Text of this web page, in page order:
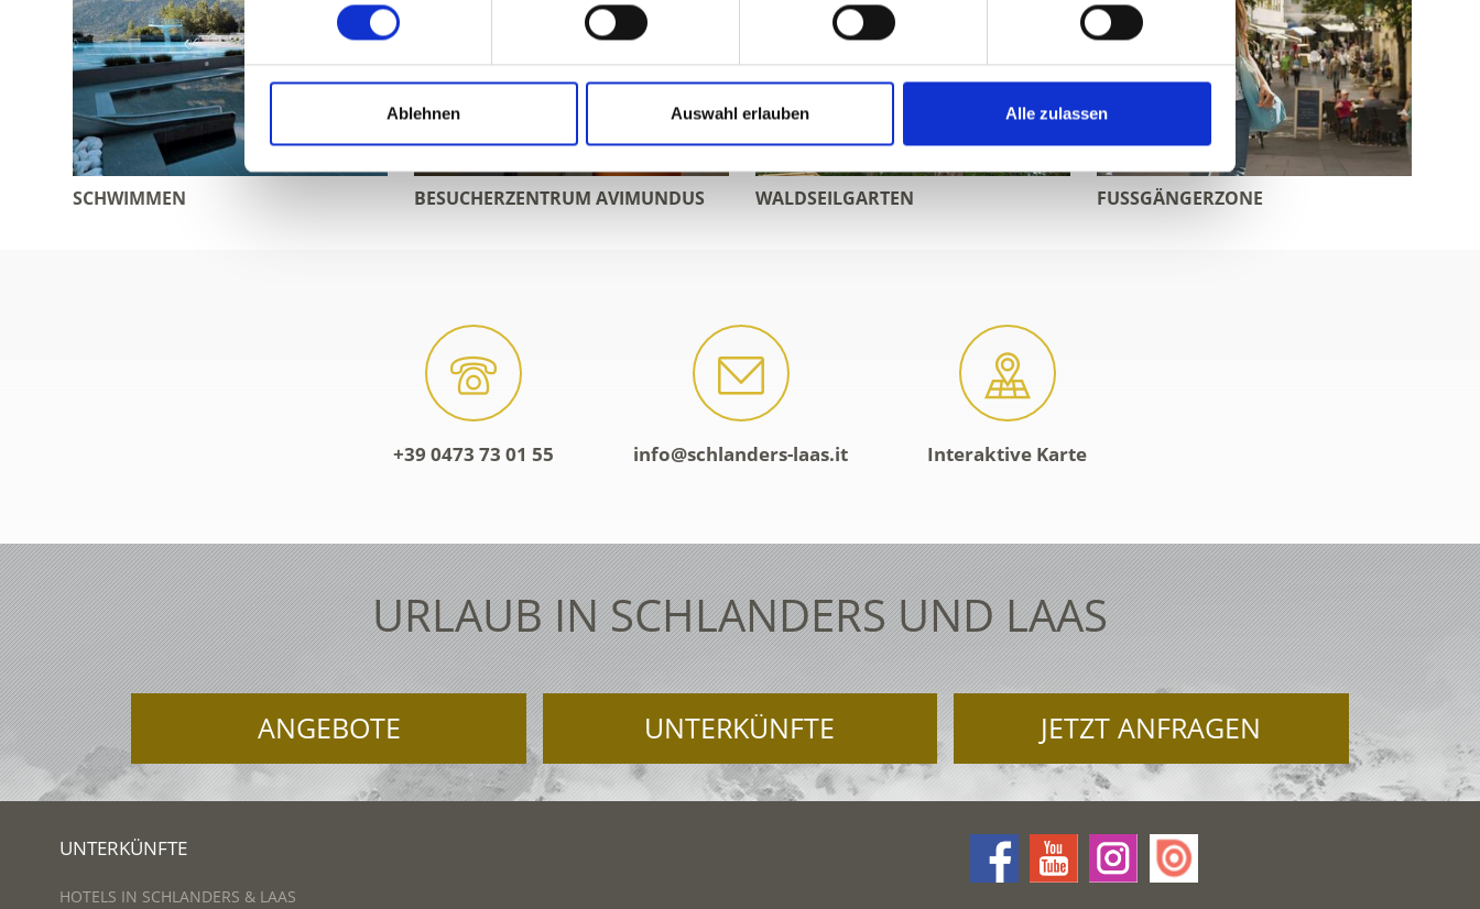
Ablehnen Auswahl erlauben Alle zulassen
SCHWIMMEN BESUCHERZENTRUM AVIMUNDUS WALDSEILGARTEN FUSSGÄNGERZONE
+39 0473 73 01 55 info@schlanders-laas.it Interaktive Karte
URLAUB IN SCHLANDERS UND LAAS
ANGEBOTE UNTERKÜNFTE JETZT ANFRAGEN
UNTERKÜNFTE
HOTELS IN SCHLANDERS & LAAS